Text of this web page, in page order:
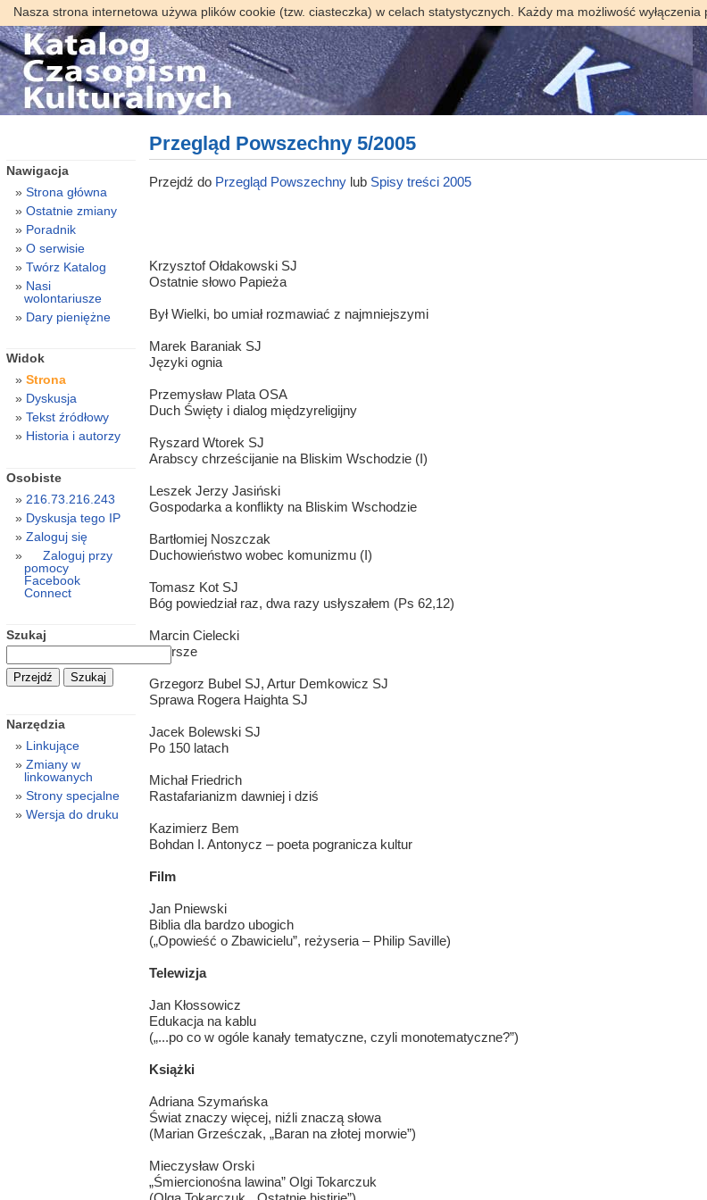
Nasza strona internetowa używa plików cookie (tzw. ciasteczka) w celach statystycznych. Każdy ma możliwość
Przegląd Powszechny 5/2005
Przejdź do Przegląd Powszechny lub Spisy treści 2005
Krzysztof Ołdakowski SJ
Ostatnie słowo Papieża
Był Wielki, bo umiał rozmawiać z najmniejszymi
Marek Baraniak SJ
Języki ognia
Przemysław Plata OSA
Duch Święty i dialog międzyreligijny
Ryszard Wtorek SJ
Arabscy chrześcijanie na Bliskim Wschodzie (I)
Leszek Jerzy Jasiński
Gospodarka a konflikty na Bliskim Wschodzie
Bartłomiej Noszczak
Duchowieństwo wobec komunizmu (I)
Tomasz Kot SJ
Bóg powiedział raz, dwa razy usłyszałem (Ps 62,12)
Marcin Cielecki
Wiersze
Grzegorz Bubel SJ, Artur Demkowicz SJ
Sprawa Rogera Haighta SJ
Jacek Bolewski SJ
Po 150 latach
Michał Friedrich
Rastafarianizm dawniej i dziś
Kazimierz Bem
Bohdan I. Antonycz – poeta pogranicza kultur
Film
Jan Pniewski
Biblia dla bardzo ubogich
(„Opowieść o Zbawicielu”, reżyseria – Philip Saville)
Telewizja
Jan Kłossowicz
Edukacja na kablu
(„...po co w ogóle kanały tematyczne, czyli monotematyczne?”)
Książki
Adriana Szymańska
Świat znaczy więcej, niźli znaczą słowa
(Marian Grześczak, „Baran na złotej morwie”)
Mieczysław Orski
„Śmiercionośna lawina” Olgi Tokarczuk
Nawigacja
Strona główna
Ostatnie zmiany
Poradnik
O serwisie
Twórz Katalog
Nasi
wolontariusze
Dary pieniężne
Widok
Strona
Dyskusja
Tekst źródłowy
Historia i autorzy
Osobiste
216.73.216.243
Dyskusja tego IP
Zaloguj się
Zaloguj przy
pomocy
Facebook
Connect
Szukaj
Narzędzia
Linkujące
Zmiany w
linkowanych
Strony specjalne
Wersja do druku